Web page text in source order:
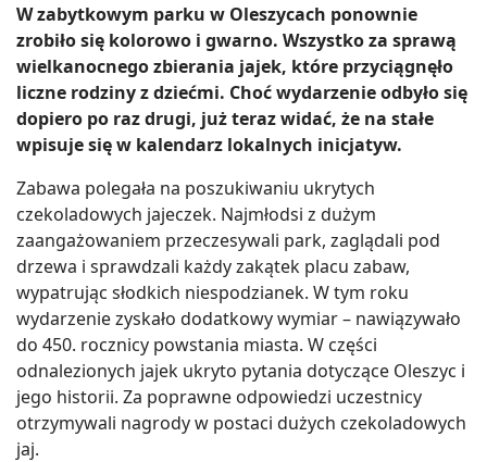
W zabytkowym parku w Oleszycach ponownie
zrobiło się kolorowo i gwarno. Wszystko za sprawą
wielkanocnego zbierania jajek, które przyciągnęło
liczne rodziny z dziećmi. Choć wydarzenie odbyło się
dopiero po raz drugi, już teraz widać, że na stałe
wpisuje się w kalendarz lokalnych inicjatyw.
Zabawa polegała na poszukiwaniu ukrytych
czekoladowych jajeczek. Najmłodsi z dużym
zaangażowaniem przeczesywali park, zaglądali pod
drzewa i sprawdzali każdy zakątek placu zabaw,
wypatrując słodkich niespodzianek. W tym roku
wydarzenie zyskało dodatkowy wymiar – nawiązywało
do 450. rocznicy powstania miasta. W części
odnalezionych jajek ukryto pytania dotyczące Oleszyc i
jego historii. Za poprawne odpowiedzi uczestnicy
otrzymywali nagrody w postaci dużych czekoladowych
jaj.